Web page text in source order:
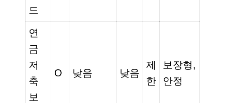
드
연
금
저
축
보
O 낮음 낮음
제
한
보장형,
안정